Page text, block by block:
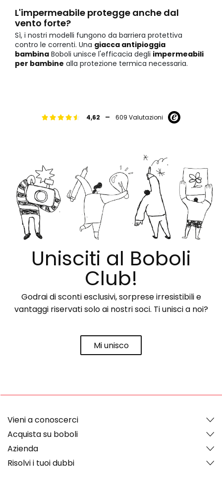
L'impermeabile protegge anche dal
vento forte?
Sì, i nostri modelli fungono da barriera protettiva
contro le correnti. Una giacca antipioggia
bambina Boboli unisce l'efficacia degli impermeabili
per bambine alla protezione termica necessaria.
4,62 - 609 Valutazioni
Unisciti al Boboli
Club!
Godrai di sconti esclusivi, sorprese irresistibili e
vantaggi riservati solo ai nostri soci. Ti unisci a noi?
Mi unisco
Vieni a conoscerci
Acquista su boboli
Azienda
Risolvi i tuoi dubbi